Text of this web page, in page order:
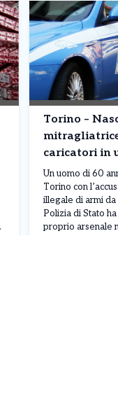
Torino –
caricatori in
corso
Un uomo di 60
Torino con
illegale di armi da
Polizia di Stato
proprio arsenale